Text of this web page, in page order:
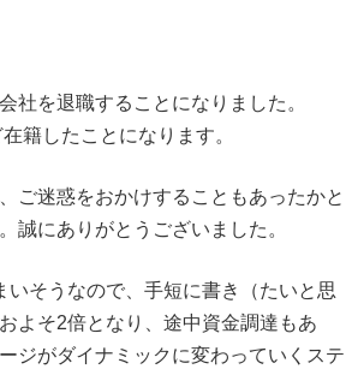
社を退職することになりました。
籍したことになります。
ご迷惑をおかけすることもあったかと
誠にありがとうございました。
そうなので、手短に書き（たいと思
よそ2倍となり、途中資金調達もあ
ジがダイナミックに変わっていくステ